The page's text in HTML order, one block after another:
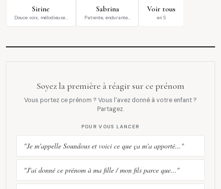
Sirine
Douce voix, mélodieuse…
Sabrina
Patiente, endurante…
Voir tous
en S
Soyez la première à réagir sur ce prénom
Vous portez ce prénom ? Vous l'avez donné à votre enfant ?
Partagez.
POUR VOUS LANCER
"Je m'appelle Soundous et voici ce que ça m'a apporté..."
"J'ai donné ce prénom à ma fille / mon fils parce que..."